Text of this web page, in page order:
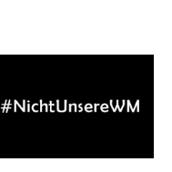
MANY
DURING